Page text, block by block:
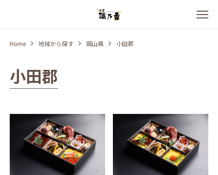
Home 地域から探す 岡山県 小田郡
小田郡